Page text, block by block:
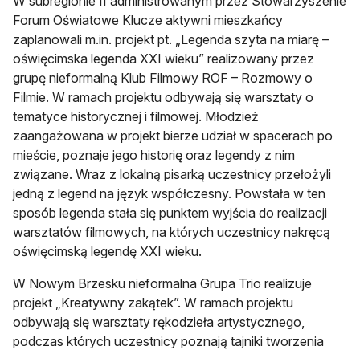
Forum Oświatowe Klucze aktywni mieszkańcy
zaplanowali m.in. projekt pt. „Legenda szyta na miarę –
oświęcimska legenda XXI wieku” realizowany przez
grupę nieformalną Klub Filmowy ROF – Rozmowy o
Filmie. W ramach projektu odbywają się warsztaty o
tematyce historycznej i filmowej. Młodzież
zaangażowana w projekt bierze udział w spacerach po
mieście, poznaje jego historię oraz legendy z nim
związane. Wraz z lokalną pisarką uczestnicy przełożyli
jedną z legend na język współczesny. Powstała w ten
sposób legenda stała się punktem wyjścia do realizacji
warsztatów filmowych, na których uczestnicy nakręcą
oświęcimską legendę XXI wieku.
W Nowym Brzesku nieformalna Grupa Trio realizuje
projekt „Kreatywny zakątek”. W ramach projektu
odbywają się warsztaty rękodzieła artystycznego,
podczas których uczestnicy poznają tajniki tworzenia